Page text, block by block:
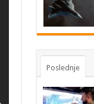
Poslednje